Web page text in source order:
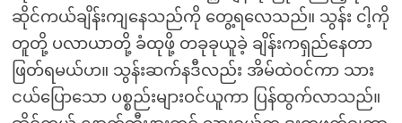
ဆိုင်ကယ်ချိန်းကျနေသည်ကို တွေ့ရလေသည်။ သွန်း ငါ့ကို
တူတို့ ပလာယာတို့ ခံထုဖို့ တခုခုယူခဲ့ ချိန်းကရှည်နေတာ
ဖြတ်ရမယ်ဟ။ သွန်းဆက်နဒီလည်း အိမ်ထဲဝင်ကာ သား
ငယ်ပြောသော ပစ္စည်းများဝင်ယူကာ ပြန်ထွက်လာသည်။